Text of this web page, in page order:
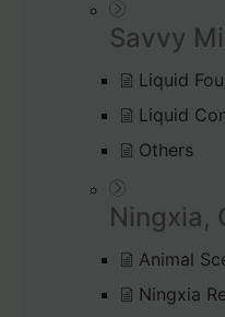
Savvy
Liquid
Liquid
Others
Ningxia,
Animal
Ningxia